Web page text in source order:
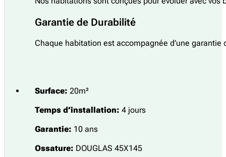
Garantie de Durabilité
Chaque habitation est accompagnée d’une
Surface: 20m²
Temps d’installation: 4 jours
Garantie: 10 ans
Ossature: DOUGLAS 45X145